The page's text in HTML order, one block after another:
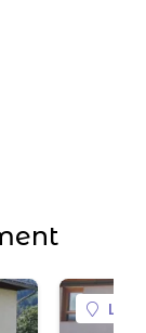
La